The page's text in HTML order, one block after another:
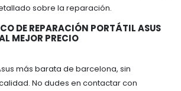
sobre la reparación.
DE REPARACIÓN PORTÁTIL ASUS
MEJOR PRECIO
más barata de barcelona, sin
No dudes en contactar con